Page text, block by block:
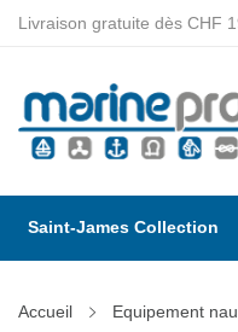
Livraison gratuite dès CHF
Saint-James Collection
Accueil Equipement